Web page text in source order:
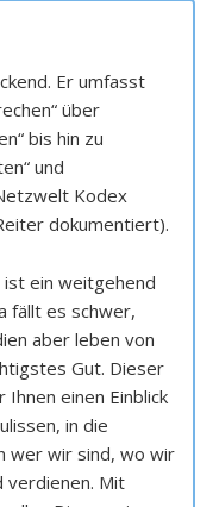
Er umfasst
über
bis hin zu
und
Kodex
dokumentiert).
ein weitgehend
fällt es schwer,
aber leben von
Gut. Dieser
einen Einblick
in die
wer wir sind, wo wir
verdienen. Mit